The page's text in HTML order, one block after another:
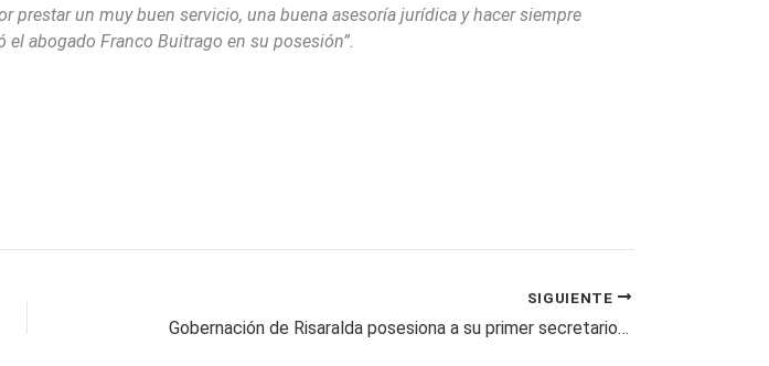
prestar un muy buen servicio, una buena asesoría jurídica y hacer siempre
abogado Franco Buitrago en su posesión”.
SIGUIENTE
Gobernación de Risaralda posesiona a su primer secretario de Cultura